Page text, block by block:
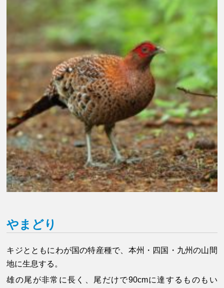
やまどり
キジとともにわが国の特産種で、本州・四国・九州の山間
地に生息する。
雄の尾が非常に長く、尾だけで90cmに達するものもい